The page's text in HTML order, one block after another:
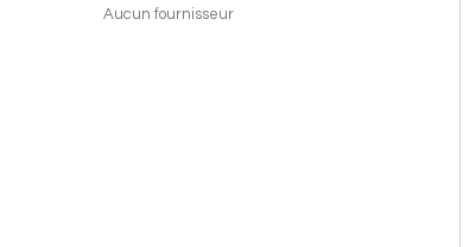
Aucun fournisseur